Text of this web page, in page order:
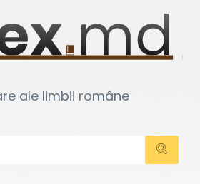
ale limbii române